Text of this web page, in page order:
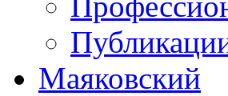
Маяковский